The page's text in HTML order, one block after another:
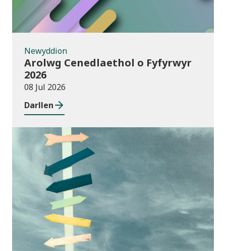
Newyddion
Arolwg Cenedlaethol o Fyfyrwyr
2026
08 Jul 2026
Darllen
Cyhoeddiadau